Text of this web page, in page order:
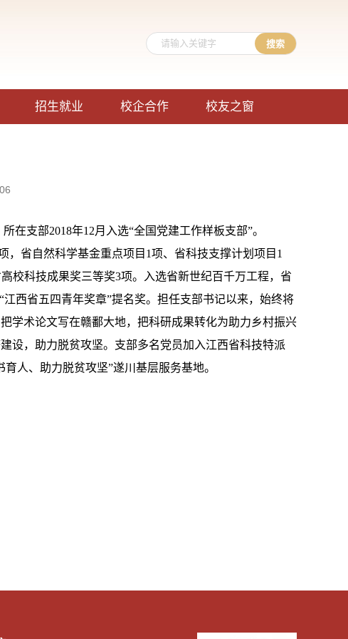
招生就业 校企合作 校友之窗
所在支部2018年12月入选“全国党建工作样板支部”。
，省自然科学基金重点项目 1项、省科技支撑计划项目 1
校科技成果奖三等奖3项。入选省新世纪百千万工程，省
西省五四青年奖章”提名奖。担任支部书记以来，始终将
学术论文写在赣鄱大地，把科研成果转化为助力乡村振兴
设，助力脱贫攻坚。支部多名党员加入江西省科技特派
人、 助力脱贫攻坚”遂川基层服务基地。